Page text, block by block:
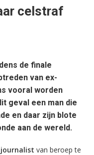
celstraf
de finale
van ex-
vooral worden
geval een man die
en daar zijn blote
aan de wereld.
journalist van beroep te